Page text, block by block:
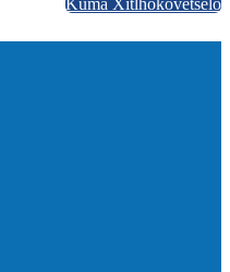
Kuma Xitlhokovetselo